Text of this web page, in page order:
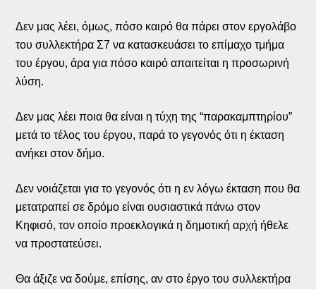
Δεν μας λέει, όμως, πόσο καιρό θα πάρει στον εργολάβο
του συλλεκτήρα Σ7 να κατασκευάσει το επίμαχο τμήμα
του έργου, άρα για πόσο καιρό απαιτείται η προσωρινή
λύση.
Δεν μας λέει ποια θα είναι η τύχη της “παρακαμπτηρίου”
μετά το τέλος του έργου, παρά το γεγονός ότι η έκταση
ανήκει στον δήμο.
Δεν νοιάζεται για το γεγονός ότι η εν λόγω έκταση που θα
μετατραπεί σε δρόμο είναι ουσιαστικά πάνω στον
Κηφισό, τον οποίο προεκλογικά η δημοτική αρχή ήθελε
να προστατεύσει.
Θα άξιζε να δούμε, επίσης, αν στο έργο του συλλεκτήρα